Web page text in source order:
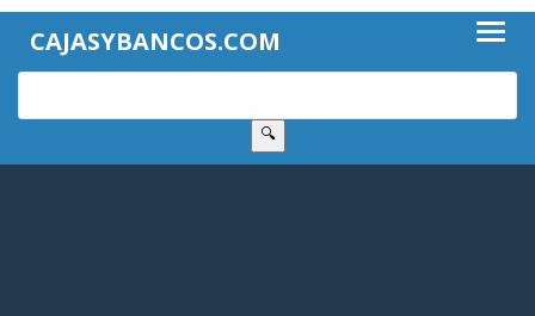
CAJASYBANCOS.COM
🔍